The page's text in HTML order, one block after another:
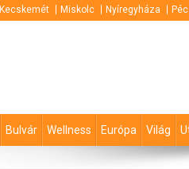
Kecskemét Miskolc Nyíregyháza
Bulvár Wellness Európa Világ